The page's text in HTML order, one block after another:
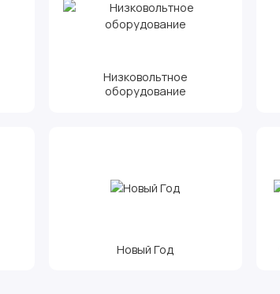
Низковольтное
оборудование
Новый Год